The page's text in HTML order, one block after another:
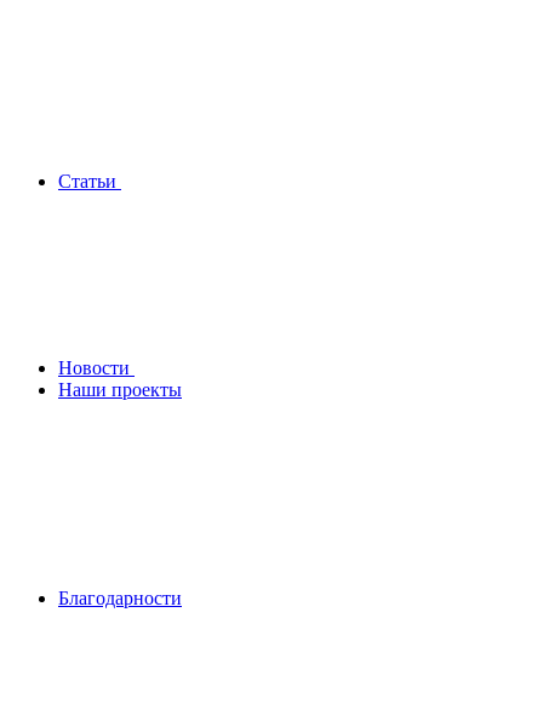
Статьи
Новости
Наши проекты
Благодарности